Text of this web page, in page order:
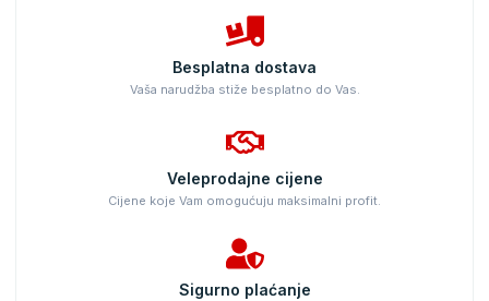
Besplatna dostava
Vaša narudžba stiže besplatno do Vas.
Veleprodajne cijene
Cijene koje Vam omogućuju maksimalni profit.
Sigurno plaćanje